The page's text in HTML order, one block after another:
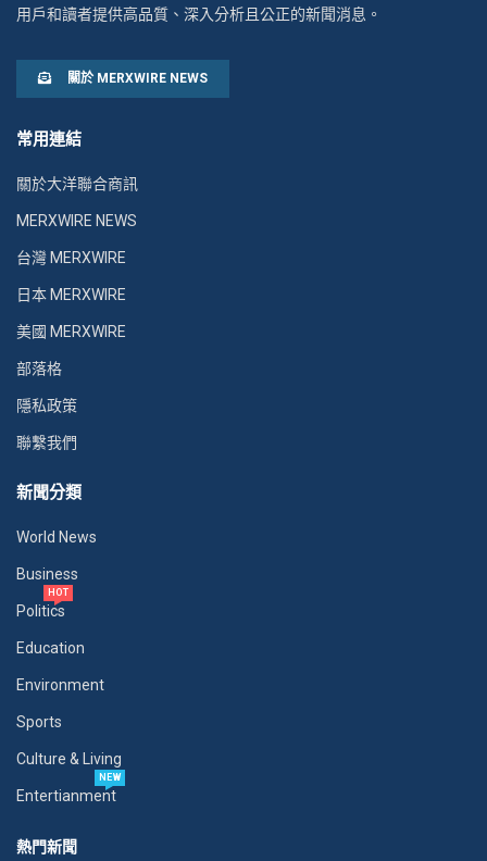
用戶和讀者提供高品質、深入分析且公正的新聞消息。
關於 MERXWIRE NEWS
常用連結
關於大洋聯合商訊
MERXWIRE NEWS
台灣 MERXWIRE
日本 MERXWIRE
美國 MERXWIRE
部落格
隱私政策
聯繫我們
新聞分類
World News
Business
Politics
HOT
Education
Environment
Sports
Culture & Living
Entertianment
NEW
熱門新聞